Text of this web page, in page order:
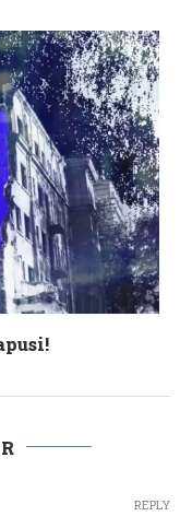
REPLY